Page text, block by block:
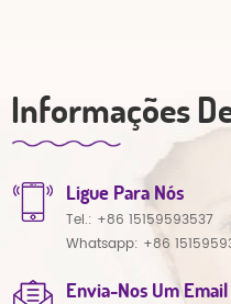
Informações
Ligue Para Nós
Tel.: +86 15159593537
Whatsapp: +86
Envia-Nos Um Email